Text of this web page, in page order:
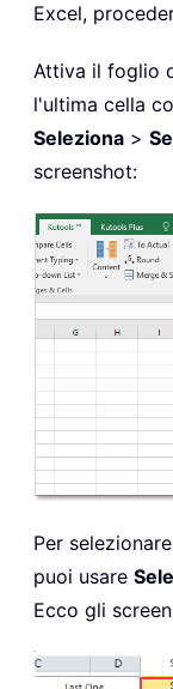
Excel,
Attiva il foglio
l'ultima cella
Seleziona >
screenshot:
Per
puoi usare
Ecco gli